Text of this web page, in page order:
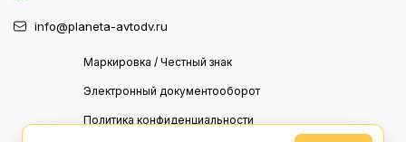
info@planeta-avtodv.ru
Маркировка / Честный знак
Электронный документооборот
Политика конфиденциальности